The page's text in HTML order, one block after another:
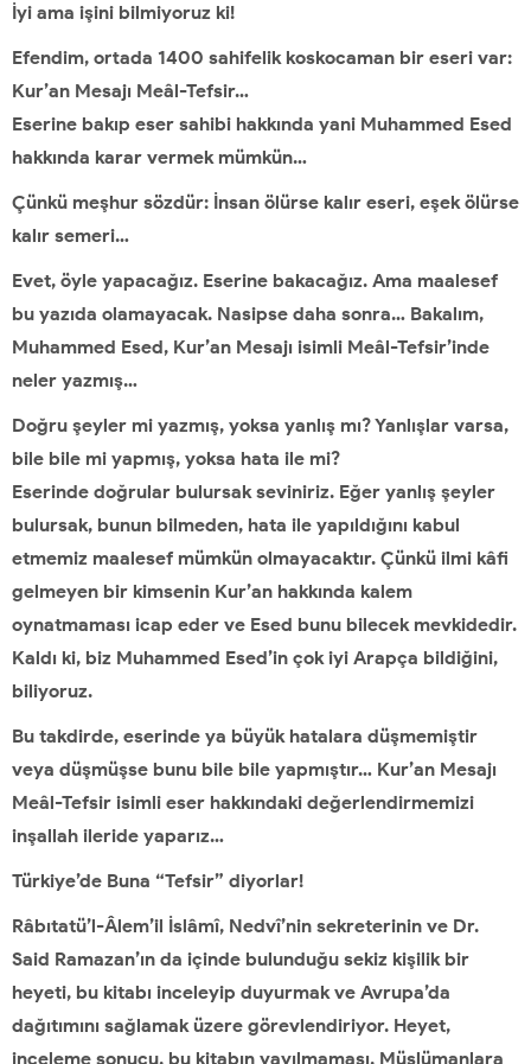
İyi ama işini bilmiyoruz ki!
Efendim, ortada 1400 sahifelik koskocaman bir eseri var:
Kur’an Mesajı Meâl-Tefsir…
Eserine bakıp eser sahibi hakkında yani Muhammed Esed
hakkında karar vermek mümkün…
Çünkü meşhur sözdür: İnsan ölürse kalır eseri, eşek ölürse
kalır semeri…
Evet, öyle yapacağız. Eserine bakacağız. Ama maalesef
bu yazıda olamayacak. Nasipse daha sonra… Bakalım,
Muhammed Esed, Kur’an Mesajı isimli Meâl-Tefsir’inde
neler yazmış…
Doğru şeyler mi yazmış, yoksa yanlış mı? Yanlışlar varsa,
bile bile mi yapmış, yoksa hata ile mi?
Eserinde doğrular bulursak seviniriz. Eğer yanlış şeyler
bulursak, bunun bilmeden, hata ile yapıldığını kabul
etmemiz maalesef mümkün olmayacaktır. Çünkü ilmi kâfi
gelmeyen bir kimsenin Kur’an hakkında kalem
oynatmaması icap eder ve Esed bunu bilecek mevkidedir.
Kaldı ki, biz Muhammed Esed’in çok iyi Arapça bildiğini,
biliyoruz.
Bu takdirde, eserinde ya büyük hatalara düşmemiştir
veya düşmüşse bunu bile bile yapmıştır… Kur’an Mesajı
Meâl-Tefsir isimli eser hakkındaki değerlendirmemizi
inşallah ileride yaparız…
Türkiye’de Buna “Tefsir” diyorlar!
Râbıtatü’l-Âlem’il İslâmî, Nedvî’nin sekreterinin ve Dr.
Said Ramazan’ın da içinde bulunduğu sekiz kişilik bir
heyeti, bu kitabı inceleyip duyurmak ve Avrupa’da
dağıtımını sağlamak üzere görevlendiriyor. Heyet,
inceleme sonucu, bu kitabın yayılmaması, Müslümanlara